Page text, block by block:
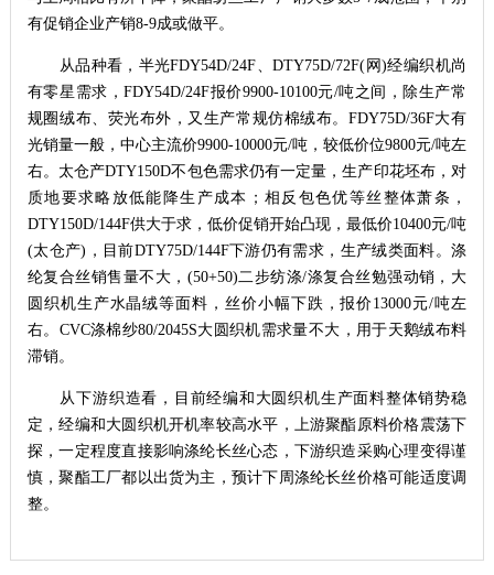
有促销企业产销8-9成或做平。
从品种看，半光FDY54D/24F、DTY75D/72F(网)经编织机尚
有零星需求，FDY54D/24F报价9900-10100元/吨之间，除生产常
规圈绒布、荧光布外，又生产常规仿棉绒布。FDY75D/36F大有
光销量一般，中心主流价9900-10000元/吨，较低价位9800元/吨左
右。太仓产DTY150D不包色需求仍有一定量，生产印花坯布，对
质地要求略放低能降生产成本；相反包色优等丝整体萧条，
DTY150D/144F供大于求，低价促销开始凸现，最低价10400元/吨
(太仓产)，目前DTY75D/144F下游仍有需求，生产绒类面料。涤
纶复合丝销售量不大，(50+50)二步纺涤/涤复合丝勉强动销，大
圆织机生产水晶绒等面料，丝价小幅下跌，报价13000元/吨左
右。CVC涤棉纱80/2045S大圆织机需求量不大，用于天鹅绒布料
滞销。
从下游织造看，目前经编和大圆织机生产面料整体销势稳
定，经编和大圆织机开机率较高水平，上游聚酯原料价格震荡下
探，一定程度直接影响涤纶长丝心态，下游织造采购心理变得谨
慎，聚酯工厂都以出货为主，预计下周涤纶长丝价格可能适度调
整。